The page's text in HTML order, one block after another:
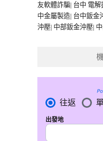
友軟體詐騙| 台中 電解
中金屬製造| 台中鈑金
沖壓| 中部鈑金沖壓|